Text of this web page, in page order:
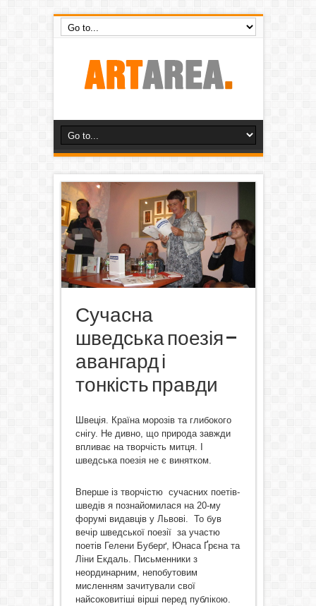
Сучасна
шведська поезія –
авангард і
тонкість правди
Швеція. Країна морозів та глибокого
снігу. Не дивно, що природа завжди
впливає на творчість митця. І
шведська поезія не є винятком.
Вперше із творчістю сучасних поетів-
шведів я познайомилася на 20-му
форумі видавців у Львові. То був
вечір шведської поезії за участю
поетів Гелени Буберґ, Юнаса Ґрєна та
Ліни Екдаль. Письменники з
неординарним, непобутовим
мисленням зачитували свої
найсоковитіші вірші перед публікою.